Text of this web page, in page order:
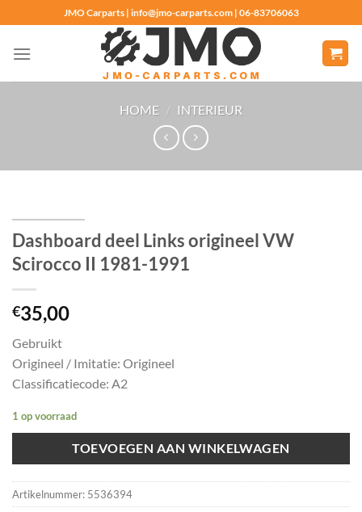
naar
inhoud
JMO Carparts | info@jmo-carparts.com | 06-83706063
HOME / INTERIEUR
Dashboard deel Links origineel VW
Scirocco II 1981-1991
€35,00
Gebruikt
Origineel / Imitatie: Origineel
Classificatiecode: A2
1 op voorraad
TOEVOEGEN AAN WINKELWAGEN
Artikelnummer: 5536394